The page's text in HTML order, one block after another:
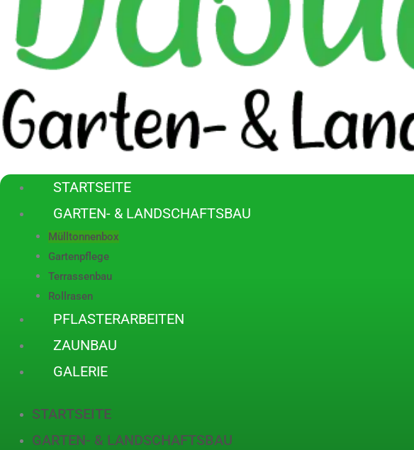
STARTSEITE
GARTEN- & LANDSCHAFTSBAU
Mülltonnenbox
Gartenpflege
Terrassenbau
Rollrasen
PFLASTERARBEITEN
ZAUNBAU
GALERIE
STARTSEITE
GARTEN- & LANDSCHAFTSBAU